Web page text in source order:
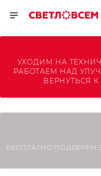
УХОДИМ НА
РАБОТАЕМ НАД
ВЕРНУТЬСЯ
БЕСПЛАТНО ПОДБЕРЕМ